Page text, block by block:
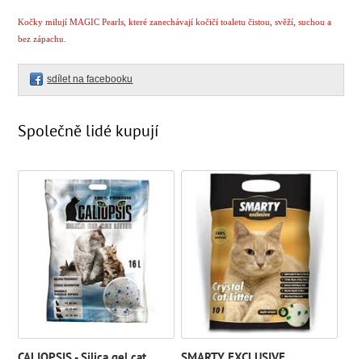
Kočky milují MAGIC Pearls, které zanechávají kočičí toaletu čistou, svěží, suchou a
bez zápachu.
sdílet na facebooku
Společně lidé kupují